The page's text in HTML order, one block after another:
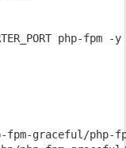
fpm-graceful/php-